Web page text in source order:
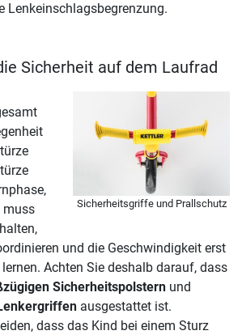
Lenkeinschlagsbegrenzung.
Sicherheit auf dem Laufrad
Sicherheitsgriffe und Prallschutz
muss
und die Geschwindigkeit erst
Achten Sie deshalb darauf, dass
Sicherheitspolstern und
ausgestattet ist.
dass das Kind bei einem Sturz